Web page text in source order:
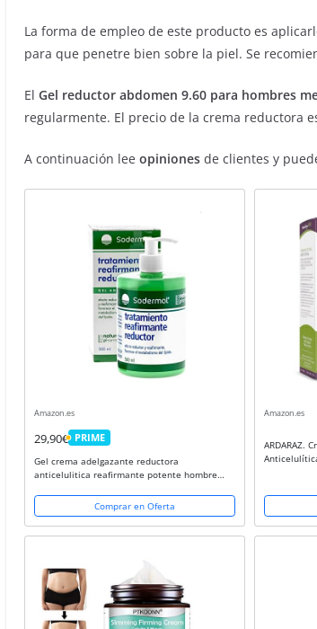
La forma de empleo de este producto es
para que penetre bien sobre la piel. Se
El Gel reductor abdomen 9.60 para hombres
regularmente. El precio de la crema reductora
A continuación lee opiniones de clientes y
Amazon.es
29,90€ PRIME
PRIME
Gel crema adelgazante reductora
anticelulitica reafirmante potente hombre
glúteos, anti celulitis intensivo efecto frio
Comprar en Oferta
Amazon.es
ARDARAZ.